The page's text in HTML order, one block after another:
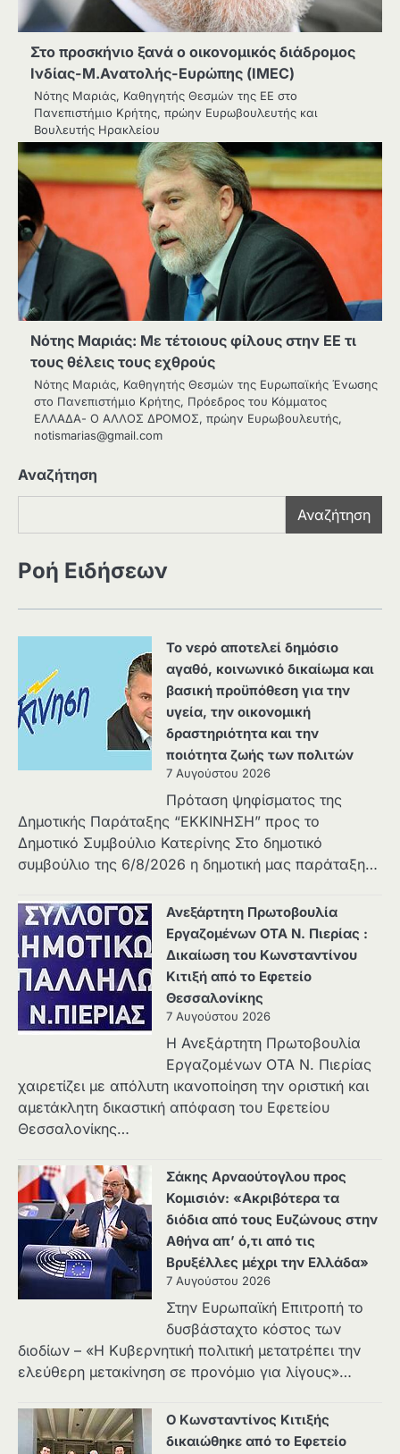
Στο προσκήνιο ξανά ο οικονομικός διάδρομος
Ινδίας-Μ.Ανατολής-Ευρώπης (IMEC)
Νότης Μαριάς, Καθηγητής Θεσμών της ΕΕ στο
Πανεπιστήμιο Κρήτης, πρώην Ευρωβουλευτής και
Βουλευτής Ηρακλείου
Νότης Μαριάς: Με τέτοιους φίλους στην ΕΕ τι
τους θέλεις τους εχθρούς
Νότης Μαριάς, Καθηγητής Θεσμών της Ευρωπαϊκής Ένωσης
στο Πανεπιστήμιο Κρήτης, Πρόεδρος του Κόμματος
ΕΛΛΑΔΑ- Ο ΑΛΛΟΣ ΔΡΟΜΟΣ, πρώην Ευρωβουλευτής,
notismarias@gmail.com
Αναζήτηση
Αναζήτηση
Ροή Ειδήσεων
Το νερό αποτελεί δημόσιο
αγαθό, κοινωνικό δικαίωμα και
βασική προϋπόθεση για την
υγεία, την οικονομική
δραστηριότητα και την
ποιότητα ζωής των πολιτών
7 Αυγούστου 2026
Πρόταση ψηφίσματος της
Δημοτικής Παράταξης “ΕΚΚΙΝΗΣΗ” προς το
Δημοτικό Συμβούλιο Κατερίνης Στο δημοτικό
συμβούλιο της 6/8/2026 η δημοτική μας παράταξη…
Ανεξάρτητη Πρωτοβουλία
Εργαζομένων ΟΤΑ Ν. Πιερίας :
Δικαίωση του Κωνσταντίνου
Κιτιξή από το Εφετείο
Θεσσαλονίκης
7 Αυγούστου 2026
Η Ανεξάρτητη Πρωτοβουλία
Εργαζομένων ΟΤΑ Ν. Πιερίας
χαιρετίζει με απόλυτη ικανοποίηση την οριστική και
αμετάκλητη δικαστική απόφαση του Εφετείου
Θεσσαλονίκης…
Σάκης Αρναούτογλου προς
Κομισιόν: «Ακριβότερα τα
διόδια από τους Ευζώνους στην
Αθήνα απ’ ό,τι από τις
Βρυξέλλες μέχρι την Ελλάδα»
7 Αυγούστου 2026
Στην Ευρωπαϊκή Επιτροπή το
δυσβάσταχτο κόστος των
διοδίων – «Η Κυβερνητική πολιτική μετατρέπει την
ελεύθερη μετακίνηση σε προνόμιο για λίγους»…
Ο Κωνσταντίνος Κιτιξής
δικαιώθηκε από το Εφετείο